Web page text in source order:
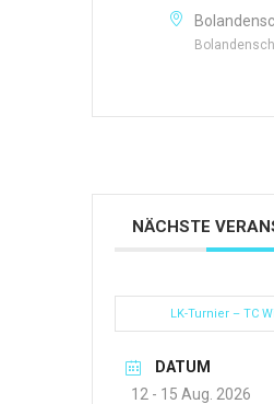
NÄCHSTE
LK-Turnier – TC
DATUM
12 - 15 Aug. 2026